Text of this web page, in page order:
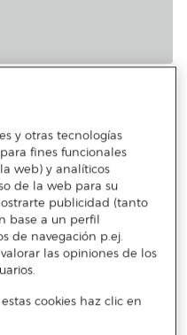
y otras tecnologías
fines funcionales
web) y analíticos
de la web para su
publicidad (tanto
base a un perfil
de navegación p.ej.
las opiniones de los
cookies haz clic en